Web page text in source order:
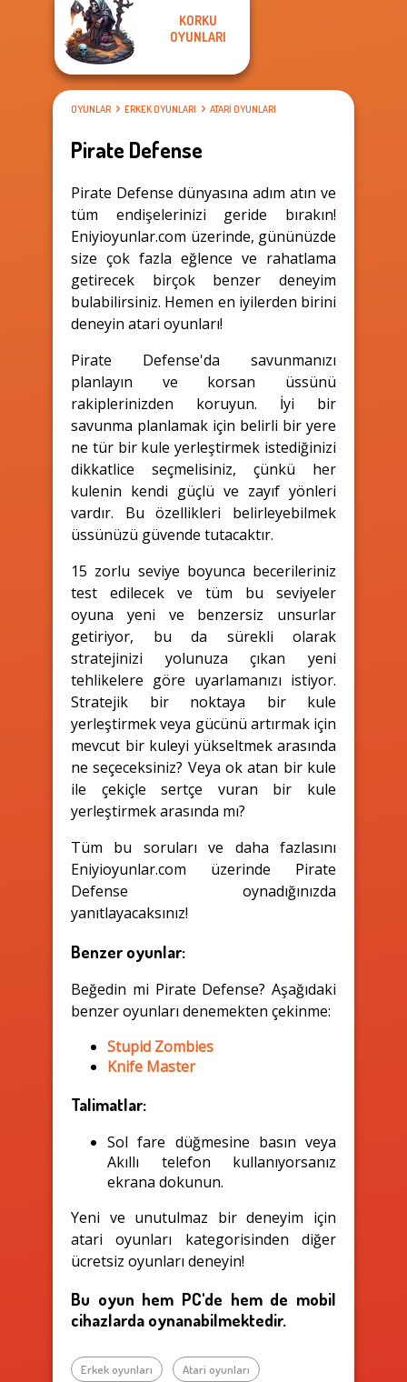
KORKU
OYUNLARI
OYUNLAR ERKEK OYUNLARI ATARI OYUNLARI
Pirate Defense
Pirate Defense dünyasına adım atın ve
tüm endişelerinizi geride bırakın!
Eniyioyunlar.com üzerinde, gününüzde
size çok fazla eğlence ve rahatlama
getirecek birçok benzer deneyim
bulabilirsiniz. Hemen en iyilerden birini
deneyin atari oyunları!
Pirate Defense'da savunmanızı
planlayın ve korsan üssünü
rakiplerinizden koruyun. İyi bir
savunma planlamak için belirli bir yere
ne tür bir kule yerleştirmek istediğinizi
dikkatlice seçmelisiniz, çünkü her
kulenin kendi güçlü ve zayıf yönleri
vardır. Bu özellikleri belirleyebilmek
üssünüzü güvende tutacaktır.
15 zorlu seviye boyunca becerileriniz
test edilecek ve tüm bu seviyeler
oyuna yeni ve benzersiz unsurlar
getiriyor, bu da sürekli olarak
stratejinizi yolunuza çıkan yeni
tehlikelere göre uyarlamanızı istiyor.
Stratejik bir noktaya bir kule
yerleştirmek veya gücünü artırmak için
mevcut bir kuleyi yükseltmek arasında
ne seçeceksiniz? Veya ok atan bir kule
ile çekiçle sertçe vuran bir kule
yerleştirmek arasında mı?
Tüm bu soruları ve daha fazlasını
Eniyioyunlar.com üzerinde Pirate
Defense oynadığınızda
yanıtlayacaksınız!
Benzer oyunlar:
Beğedin mi Pirate Defense? Aşağıdaki
benzer oyunları denemekten çekinme:
Stupid Zombies
Knife Master
Talimatlar:
Sol fare düğmesine basın veya
Akıllı telefon kullanıyorsanız
ekrana dokunun.
Yeni ve unutulmaz bir deneyim için
atari oyunları kategorisinden diğer
ücretsiz oyunları deneyin!
Bu oyun hem PC'de hem de mobil
cihazlarda oynanabilmektedir.
Erkek oyunları Atari oyunları